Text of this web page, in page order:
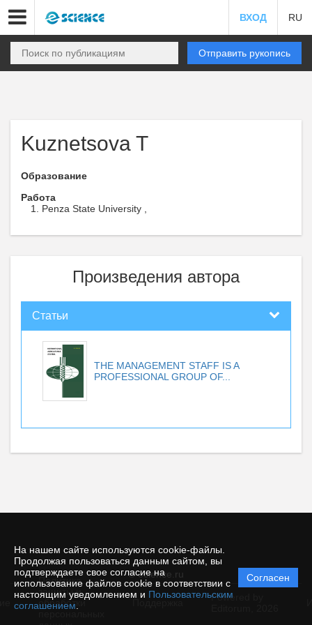
На нашем сайте используются cookie-файлы.
Продолжая пользоваться данным сайтом, вы
подтверждаете свое согласие на
использование файлов cookie в соответствии с
настоящим уведомлением и Пользовательским
соглашением
Согласен
ВХОД RU
Отправить рукопись
Kuznetsova T
Образование
Работа
Penza State University ,
Произведения автора
Статьи
THE MANAGEMENT STAFF IS A
PROFESSIONAL GROUP OF...
© ecience.ru
Политика
защиты и
обработки
Powered by